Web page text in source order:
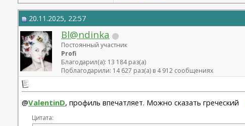
20.11.2025, 22:57
Bl@ndinka
Постоянный участник
Profi
Благодарил(а): 13 184 раз(а)
Поблагодарили: 14 627 раз(а) в 4 912 сообщениях
@ValentinD, профиль впечатляет. Можно сказать греческий
Цитата: